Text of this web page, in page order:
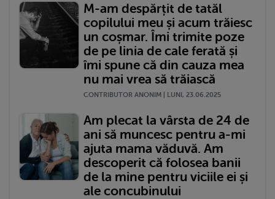
M-am despărțit de tatăl
copilului meu și acum trăiesc
un coșmar. Îmi trimite poze
de pe linia de cale ferată și
îmi spune că din cauza mea
nu mai vrea să trăiască
CONTRIBUTOR ANONIM | LUNI, 23.06.2025
Am plecat la vârsta de 24 de
ani să muncesc pentru a-mi
ajuta mama văduvă. Am
descoperit că folosea banii
de la mine pentru viciile ei și
ale concubinului